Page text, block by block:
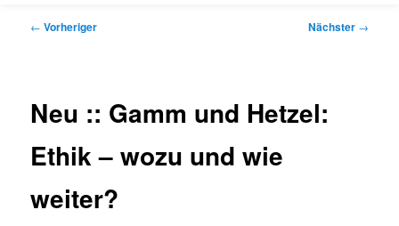
Beitragsnavigation
← Vorheriger Nächster →
Neu :: Gamm und Hetzel:
Ethik – wozu und wie
weiter?